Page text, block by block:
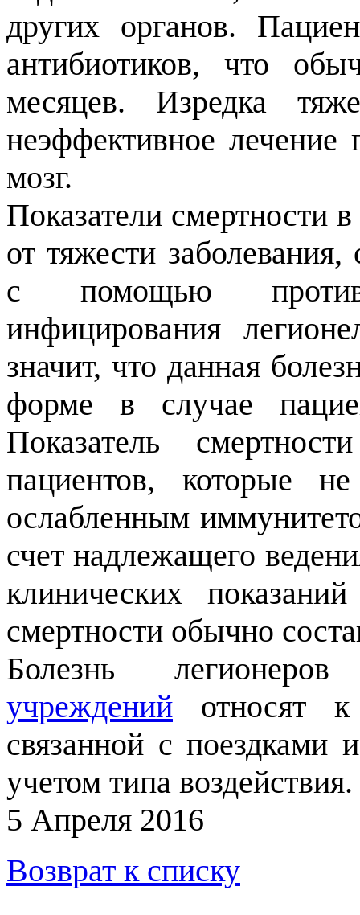
других органов.
антибиотиков, что
месяцев. Изредка
неэффективное
мозг.
Показатели смертности в
от тяжести заболевания,
с помощью
инфицирования
значит, что данная
форме в случае
Показатель
пациентов, которые
ослабленным
счет надлежащего
клинических
смертности обычно
Болезнь
учреждений относят к
связанной с поездками
учетом типа воздействия.
5 Апреля 2016
Возврат к списку